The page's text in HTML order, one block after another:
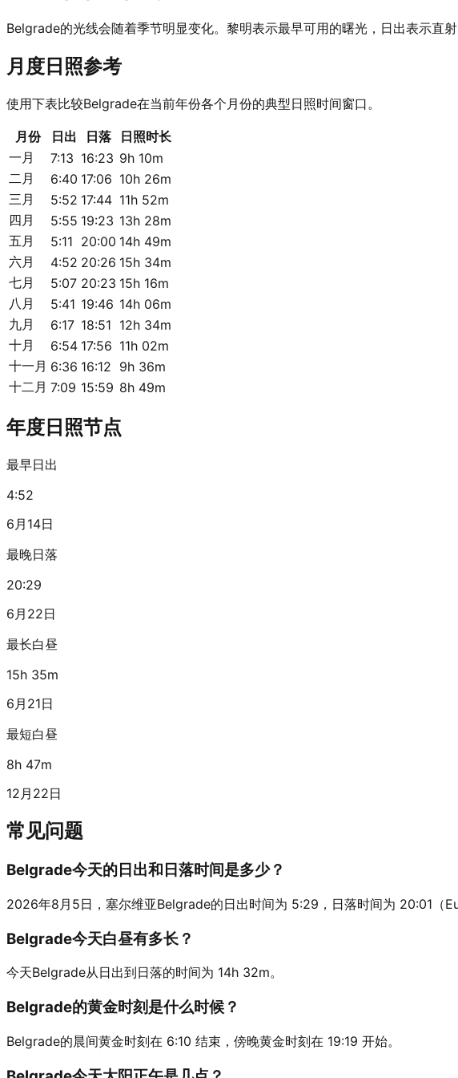
Belgrade的光线会随着季节明显变化。黎明表示最早可用的曙光，日出表示直
月度日照参考
使用下表比较Belgrade在当前年份各个月份的典型日照时间窗口。
月份 日出 日落
日照时长
一月
7:13 16:23 9h 10m
二月
6:40 17:06 10h 26m
三月
5:52 17:44 11h 52m
四月
5:55 19:23 13h 28m
五月
5:11 20:00 14h 49m
六月
4:52 20:26 15h 34m
七月
5:07 20:23 15h 16m
八月
5:41 19:46 14h 06m
九月
6:17 18:51 12h 34m
十月
6:54 17:56 11h 02m
十一月 6:36 16:12 9h 36m
十二月 7:09 15:59 8h 49m
年度日照节点
最早日出
4:52
6月14日
最晚日落
20:29
6月22日
最长白昼
15h 35m
6月21日
最短白昼
8h 47m
12月22日
常见问题
Belgrade今天的日出和日落时间是多少？
2026年8月5日，塞尔维亚Belgrade的日出时间为 5:29，日落时间为 20:01（
Belgrade今天白昼有多长？
今天Belgrade从日出到日落的时间为 14h 32m。
Belgrade的黄金时刻是什么时候？
Belgrade的晨间黄金时刻在 6:10 结束，傍晚黄金时刻在 19:19 开始。